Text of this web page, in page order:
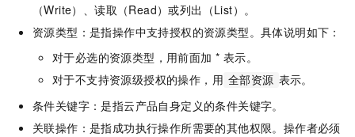
（Write）、读取（Read）或列出（List）。
资源类型：是指操作中支持授权的资源类型。具体说明如下：
对于必选的资源类型，用前面加 * 表示。
对于不支持资源级授权的操作，用 全部资源 表示。
条件关键字：是指云产品自身定义的条件关键字。
关联操作：是指成功执行操作所需要的其他权限。操作者必须